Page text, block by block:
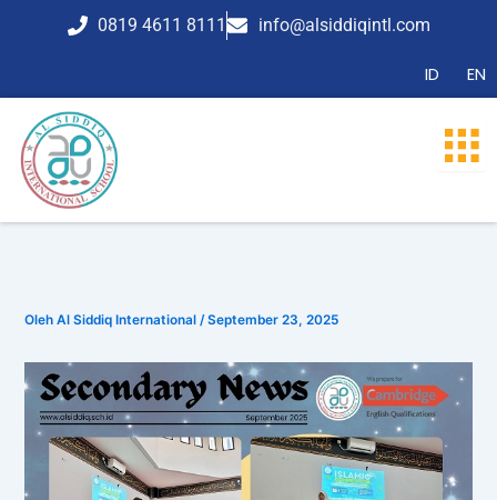
0819 4611 8111 info@alsiddiqintl.com
ID EN
OlehAl Siddiq International/September 23, 2025